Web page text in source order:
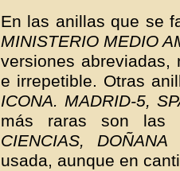
En las anillas que se
MINISTERIO MEDIO
versiones
e irrepetible. Otras
ICONA. MADRID-5,
más raras son las
CIENCIAS, DOÑANA
usada, aunque en